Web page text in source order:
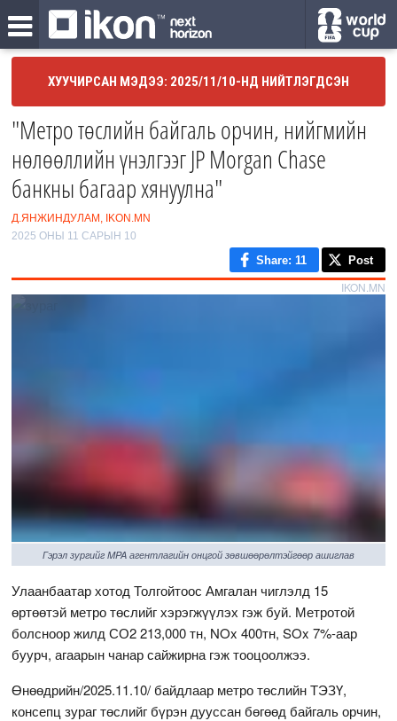
ХУУЧИРСАН МЭДЭЭ: 2025/11/10-НД НИЙТЛЭГДСЭН
"Метро төслийн байгаль орчин, нийгмийн
нөлөөллийн үнэлгээг JP Morgan Chase
банкны багаар хянуулна"
Д.ЯНЖИНДУЛАМ, IKON.MN
2025 ОНЫ 11 САРЫН 10
Share: 11 Post
IKON.MN
Гэрэл зургийг MPA агентлагийн онцгой зөвшөөрөлтэйгөөр ашиглав
Улаанбаатар хотод Толгойтоос Амгалан чиглэлд 15
өртөөтэй метро төслийг хэрэгжүүлэх гэж буй. Метротой
болсноор жилд СО2 213,000 тн, NOx 400тн, SOx 7%-аар
буурч, агаарын чанар сайжирна гэж тооцоолжээ.
Өнөөдрийн/2025.11.10/ байдлаар метро төслийн ТЭЗҮ,
консепц зураг төслийг бүрэн дууссан бөгөөд байгаль орчин,